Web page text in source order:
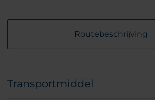
Routebeschrijving
Transportmiddel